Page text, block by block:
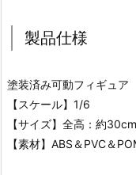
製品仕様
塗装済み可動フィギュア
【スケール】1/6
【サイズ】全高：約30cm
【素材】ABS＆PVC＆